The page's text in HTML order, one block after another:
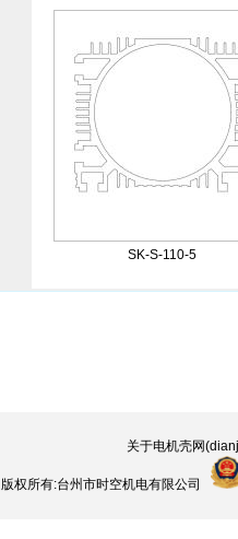
SK-S-110-5
关于电机壳网
版权所有:台州市时空机电有限公司